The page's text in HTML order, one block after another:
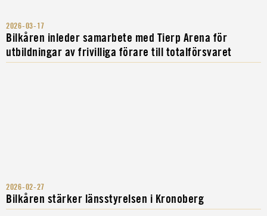
2026-03-17
Bilkåren inleder samarbete med Tierp Arena för
utbildningar av frivilliga förare till totalförsvaret
2026-02-27
Bilkåren stärker länsstyrelsen i Kronoberg